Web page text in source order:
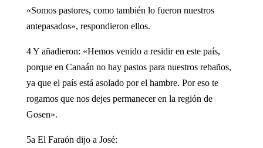
«Somos pastores, como también lo fueron nuestros
antepasados», respondieron ellos.
4 Y añadieron: «Hemos venido a residir en este país,
porque en Canaán no hay pastos para nuestros rebaños,
ya que el país está asolado por el hambre. Por eso te
rogamos que nos dejes permanecer en la región de
Gosen».
5a El Faraón dijo a José: